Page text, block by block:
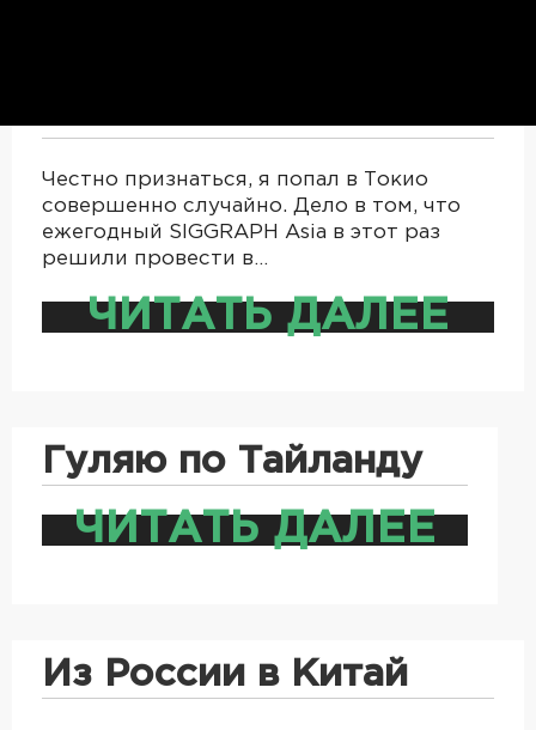
Честно признаться, я попал в Токио
совершенно случайно. Дело в том, что
ежегодный SIGGRAPH Asia в этот раз
решили провести в…
ЧИТАТЬ ДАЛЕЕ
Гуляю по Тайланду
ЧИТАТЬ ДАЛЕЕ
Из России в Китай